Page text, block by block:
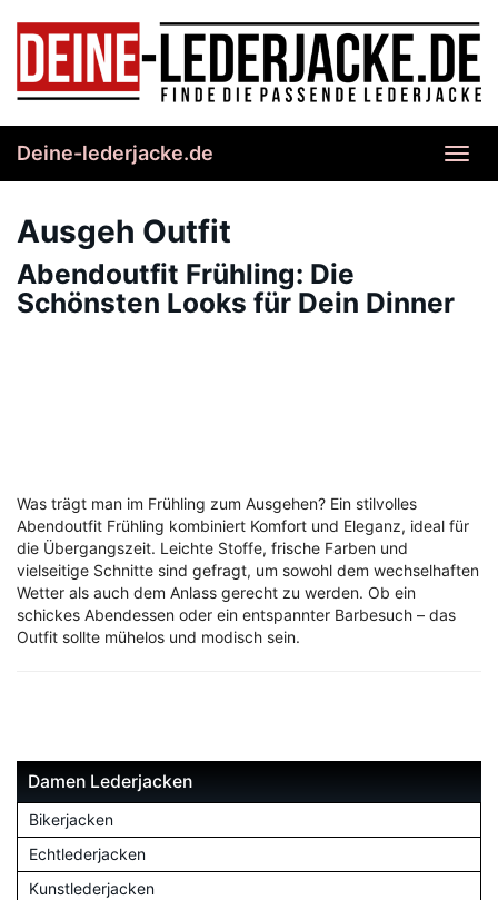
content
Deine-lederjacke.de
Ausgeh Outfit
Abendoutfit Frühling: Die
Schönsten Looks für Dein Dinner
Was trägt man im Frühling zum Ausgehen? Ein stilvolles
Abendoutfit Frühling kombiniert Komfort und Eleganz, ideal für
die Übergangszeit. Leichte Stoffe, frische Farben und
vielseitige Schnitte sind gefragt, um sowohl dem wechselhaften
Wetter als auch dem Anlass gerecht zu werden. Ob ein
schickes Abendessen oder ein entspannter Barbesuch – das
Outfit sollte mühelos und modisch sein.
Damen Lederjacken
Bikerjacken
Echtlederjacken
Kunstlederjacken